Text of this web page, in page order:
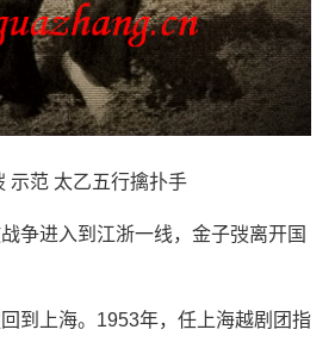
示范 太乙五行擒扑手
进入到江浙一线，金子弢离开国
上海。1953年，任上海越剧团指